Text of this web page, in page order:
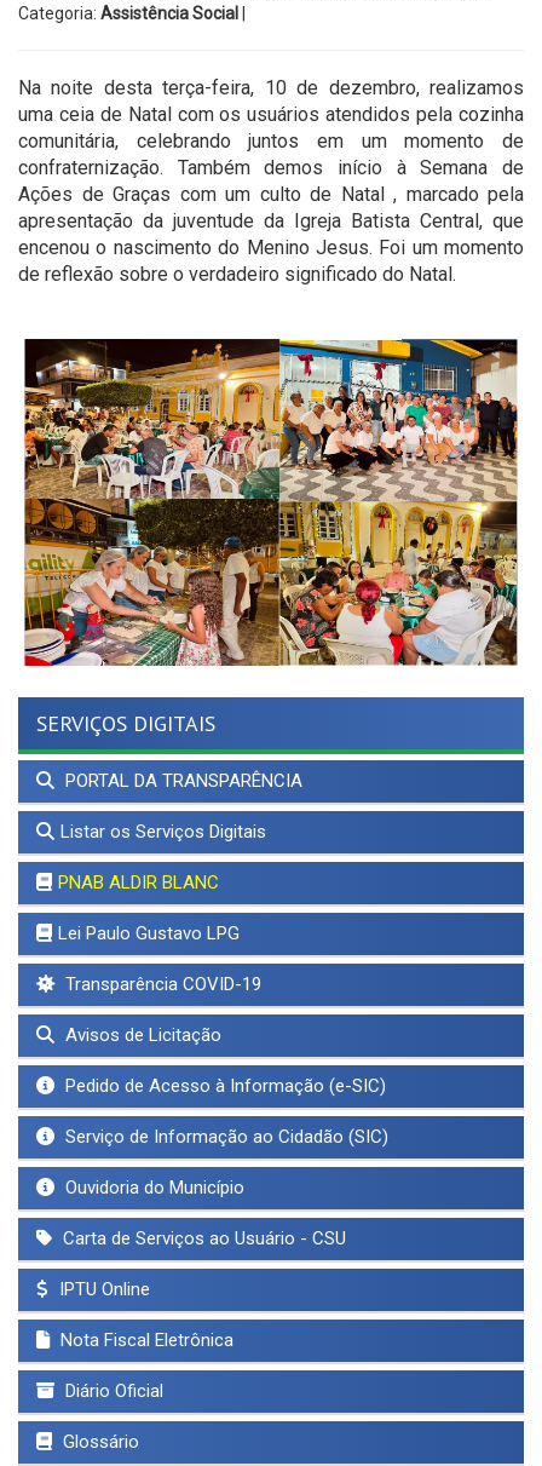
Categoria: Assistência Social
Na noite desta terça-feira, 10 de dezembro, realizamos
uma ceia de Natal com os usuários atendidos pela cozinha
comunitária, celebrando juntos em um momento de
confraternização. Também demos início à Semana de
Ações de Graças com um culto de Natal , marcado pela
apresentação da juventude da Igreja Batista Central, que
encenou o nascimento do Menino Jesus. Foi um momento
de reflexão sobre o verdadeiro significado do Natal.
SERVIÇOS DIGITAIS
PORTAL DA TRANSPARÊNCIA
Listar os Serviços Digitais
PNAB ALDIR BLANC
Lei Paulo Gustavo LPG
Transparência COVID-19
Avisos de Licitação
Pedido de Acesso à Informação (e-SIC)
Serviço de Informação ao Cidadão (SIC)
Ouvidoria do Município
Carta de Serviços ao Usuário - CSU
IPTU Online
Nota Fiscal Eletrônica
Diário Oficial
Glossário